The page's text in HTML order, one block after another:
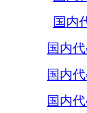
国内
国内
国内
国内